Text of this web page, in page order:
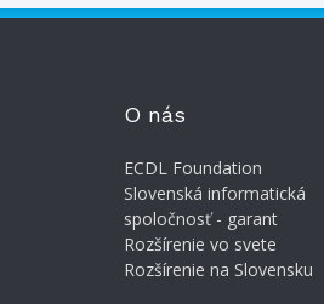
O nás
ECDL Foundation
Slovenská informatická
spoločnosť - garant
Rozšírenie vo svete
Rozšírenie na Slovensku